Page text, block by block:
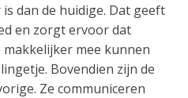
dan de huidige. Dat geeft
en zorgt ervoor dat
mee kunnen
Bovendien zijn de
Ze communiceren